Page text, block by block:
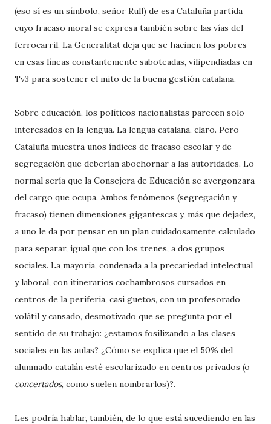
(eso sí es un símbolo, señor Rull) de esa Cataluña partida
cuyo fracaso moral se expresa también sobre las vías del
ferrocarril. La Generalitat deja que se hacinen los pobres
en esas líneas constantemente saboteadas, vilipendiadas en
Tv3 para sostener el mito de la buena gestión catalana.
Sobre educación, los políticos nacionalistas parecen solo
interesados en la lengua. La lengua catalana, claro. Pero
Cataluña muestra unos índices de fracaso escolar y de
segregación que deberían abochornar a las autoridades. Lo
normal sería que la Consejera de Educación se avergonzara
del cargo que ocupa. Ambos fenómenos (segregación y
fracaso) tienen dimensiones gigantescas y, más que dejadez,
a uno le da por pensar en un plan cuidadosamente calculado
para separar, igual que con los trenes, a dos grupos
sociales. La mayoría, condenada a la precariedad intelectual
y laboral, con itinerarios cochambrosos cursados en
centros de la periferia, casi guetos, con un profesorado
volátil y cansado, desmotivado que se pregunta por el
sentido de su trabajo: ¿estamos fosilizando a las clases
sociales en las aulas? ¿Cómo se explica que el 50% del
alumnado catalán esté escolarizado en centros privados (o
concertados, como suelen nombrarlos)?.
Les podría hablar, también, de lo que está sucediendo en las